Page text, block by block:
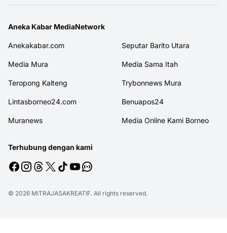
Aneka Kabar MediaNetwork
Anekakabar.com Seputar Barito Utara
Media Mura Media Sama Itah
Teropong Kalteng Trybonnews Mura
Lintasborneo24.com Benuapos24
Muranews Media Online Kami Borneo
Terhubung dengan kami
© 2026 MITRAJASAKREATIF. All rights reserved.